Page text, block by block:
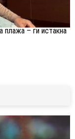
плажа – ги истакна